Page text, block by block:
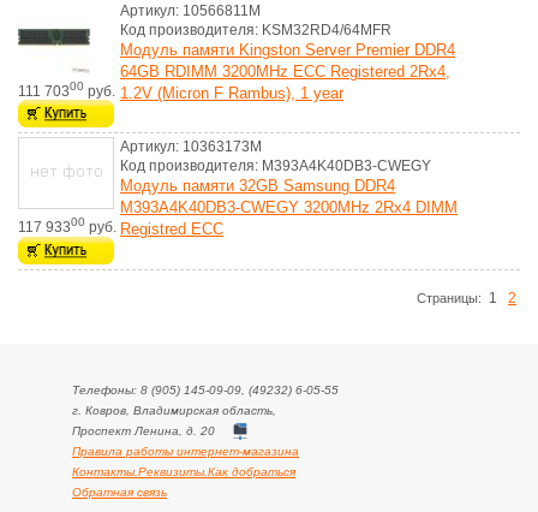
111 70300 руб.
Артикул: 10566811M
Код производителя: KSM32RD4/64MFR
Модуль памяти Kingston Server Premier DDR4
64GB RDIMM 3200MHz ECC Registered 2Rx4,
1.2V (Micron F Rambus), 1 year
117 93300 руб.
Артикул: 10363173M
Код производителя: M393A4K40DB3-CWEGY
Модуль памяти 32GB Samsung DDR4
M393A4K40DB3-CWEGY 3200MHz 2Rx4 DIMM
Registred ECC
Cтраницы: 1 2
Телефоны: 8 (905) 145-09-09, (49232) 6-05-55
г. Ковров, Владимирская область,
Проспект Ленина, д. 20
Правила работы интернет-магазина
Контакты.Реквизиты.Как добраться
Обратная связь